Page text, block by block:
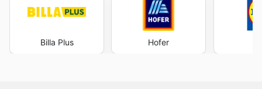
Billa Plus Hofer